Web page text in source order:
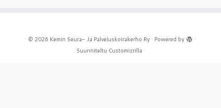
· © 2026 Kemin Seura- Ja Palveluskoirakerho Ry · Powered by
·
Suunniteltu Customizrilla ·